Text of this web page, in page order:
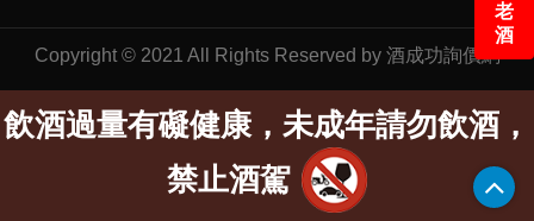
老
酒
Copyright © 2021 All Rights Reserved by 酒成功詢價網
飲酒過量有礙健康，未成年請勿飲酒，
禁止酒駕